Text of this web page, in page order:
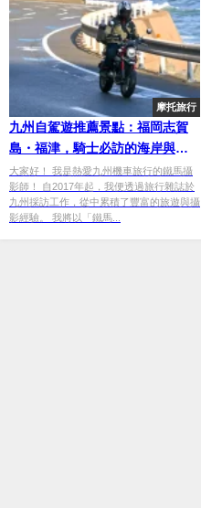
摩托旅行
九州自駕遊推薦景點：福岡志賀
島・福津，騎士必訪的海岸與神
社風光
大家好！ 我是熱愛九州機車旅行的鐵馬攝
影師！ 自2017年起，我便透過旅行雜誌於
九州採訪工作，從中累積了豐富的旅遊與攝
影經驗。 我將以「鐵馬...